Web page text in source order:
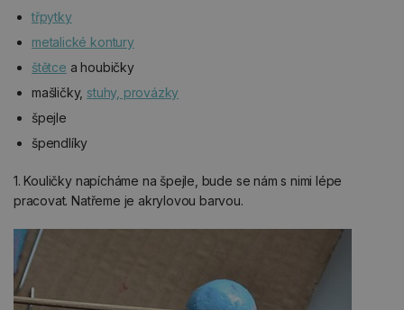
třpytky
metalické kontury
štětce a houbičky
mašličky, stuhy, provázky
špejle
špendlíky
1. Kouličky napícháme na špejle, bude se nám s nimi lépe
pracovat. Natřeme je akrylovou barvou.